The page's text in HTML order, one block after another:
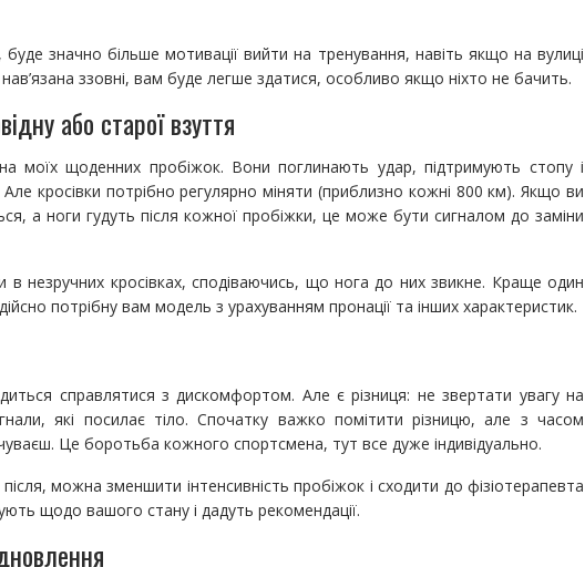
значно більше мотивації вийти на тренування, навіть якщо на вулиці
ззовні, вам буде легше здатися, особливо якщо ніхто не бачить.
або старої взуття
моїх щоденних пробіжок. Вони поглинають удар, підтримують стопу і
кросівки потрібно регулярно міняти (приблизно кожні 800 км). Якщо ви
а ноги гудуть після кожної пробіжки, це може бути сигналом до заміни
в незручних кросівках, сподіваючись, що нога до них звикне. Краще один
потрібну вам модель з урахуванням пронації та інших характеристик.
справлятися з дискомфортом. Але є різниця: не звертати увагу на
які посилає тіло. Спочатку важко помітити різницю, але з часом
Це боротьба кожного спортсмена, тут все дуже індивідуально.
можна зменшити інтенсивність пробіжок і сходити до фізіотерапевта
щодо вашого стану і дадуть рекомендації.